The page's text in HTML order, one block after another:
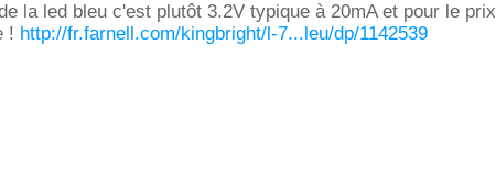
la led bleu c'est plutôt 3.2V typique à 20mA et pour le prix
! http://fr.farnell.com/kingbright/l-7...leu/dp/1142539